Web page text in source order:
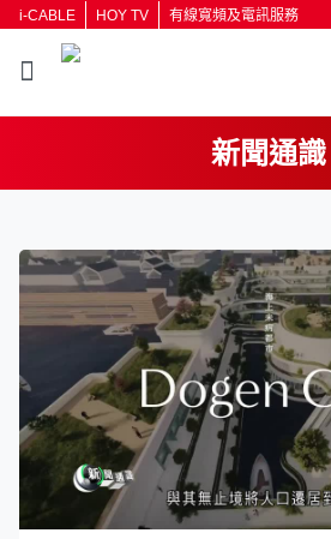
i-CABLE HOY TV 有線寬頻及電訊服務
新聞通識
按輸入鍵開始搜尋